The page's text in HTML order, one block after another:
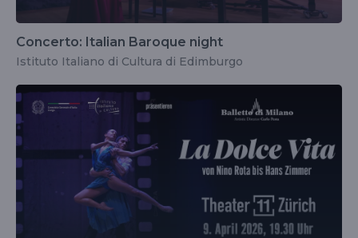
Concerto: Italian Baroque night
Istituto Italiano di Cultura di Edimburgo